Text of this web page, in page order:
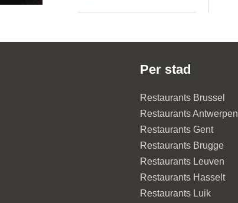
Per stad
Restaurants Brussel
Restaurants Antwerpen
Restaurants Gent
Restaurants Brugge
Restaurants Leuven
Restaurants Hasselt
Restaurants Luik